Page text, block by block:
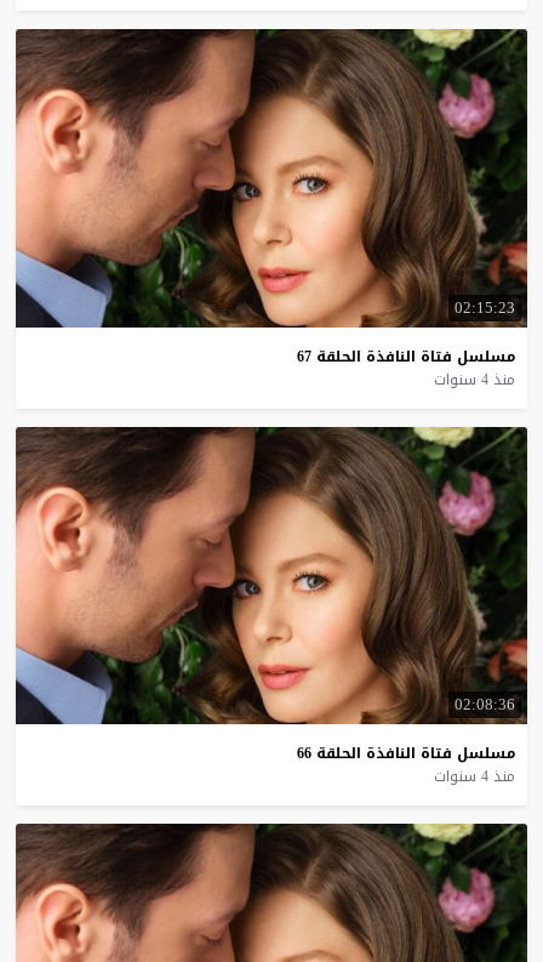
02:15:23
مسلسل فتاة النافذة الحلقة 67
منذ 4 سنوات
02:08:36
مسلسل فتاة النافذة الحلقة 66
منذ 4 سنوات